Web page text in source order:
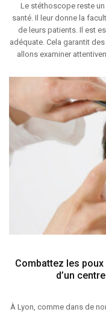
Le stéthoscope reste
santé. Il leur donne la
de leurs patients. Il est
adéquate. Cela garantit
allons examiner
Combattez les
d’un
À Lyon, comme dans de